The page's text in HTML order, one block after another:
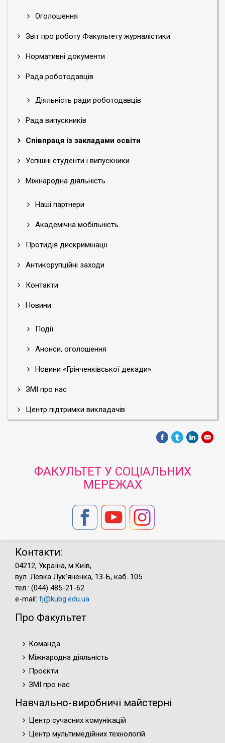
Оголошення
Звіт про роботу Факультету журналістики
Нормативні документи
Рада роботодавців
Діяльність ради роботодавців
Рада випускників
Співпраця із закладами освіти
Успішні студенти і випускники
Міжнародна діяльність
Наші партнери
Академічна мобільність
Протидія дискримінації
Антикорупційні заходи
Контакти
Новини
Події
Анонси, оголошення
Новини «Грінченківської декади»
ЗМІ про нас
Центр підтримки викладачів
ФАКУЛЬТЕТ У СОЦІАЛЬНИХ
МЕРЕЖАХ
Контакти:
04212, Україна, м.Київ,
вул. Левка Лук'яненка, 13-Б, каб. 105
тел.: (044) 485-21-62
e-mail: fj@kubg.edu.ua
Про Факультет
Команда
Міжнародна діяльність
Проєкти
ЗМІ про нас
Навчально-виробничі майстерні
Центр сучасних комунікацій
Центр мультимедійних технологій